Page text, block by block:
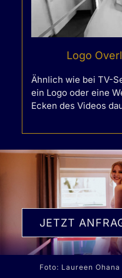
Logo
Ähnlich wie bei TV-
ein Logo oder eine
Ecken des Videos
JETZT
Foto: Laureen Ohana